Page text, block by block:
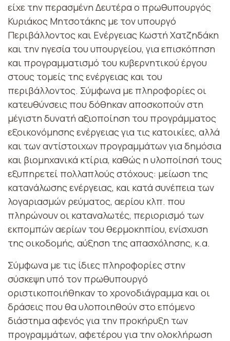
είχε την περασμένη Δευτέρα ο πρωθυπουργός
Κυριάκος Μητσοτάκης με τον υπουργό
Περιβάλλοντος και Ενέργειας Κωστή Χατζηδάκη
και την ηγεσία του υπουργείου, για επισκόπηση
και προγραμματισμό του κυβερνητικού έργου
στους τομείς της ενέργειας και του
περιβάλλοντος. Σύμφωνα με πληροφορίες οι
κατευθύνσεις που δόθηκαν αποσκοπούν στη
μέγιστη δυνατή αξιοποίηση του προγράμματος
εξοικονόμησης ενέργειας για τις κατοικίες, αλλά
και των αντίστοιχων προγραμμάτων για δημόσια
και βιομηχανικά κτίρια, καθώς η υλοποίησή τους
εξυπηρετεί πολλαπλούς στόχους: μείωση της
κατανάλωσης ενέργειας, και κατά συνέπεια των
λογαριασμών ρεύματος, αερίου κλπ. που
πληρώνουν οι καταναλωτές, περιορισμό των
εκπομπών αερίων του θερμοκηπίου, ενίσχυση
της οικοδομής, αύξηση της απασχόλησης, κ.α.
Σύμφωνα με τις ίδιες πληροφορίες στην
σύσκεψη υπό τον πρωθυπουργό
οριστικοποιήθηκαν το χρονοδιάγραμμα και οι
δράσεις που θα υλοποιηθούν στο επόμενο
διάστημα αφενός για την προκήρυξη των
προγραμμάτων, αφετέρου για την ολοκλήρωση